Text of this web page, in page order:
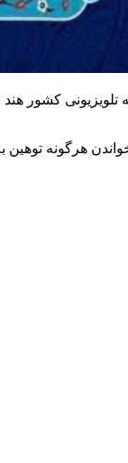
کشور هند
هرگونه